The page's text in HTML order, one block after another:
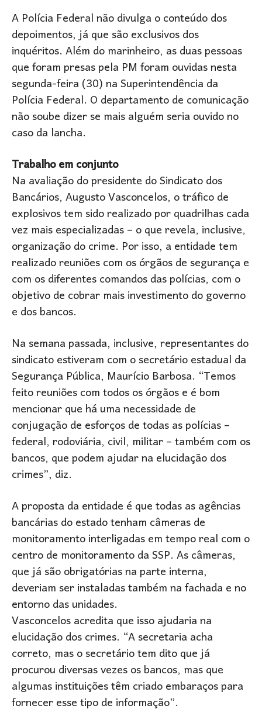
A Polícia Federal não divulga o conteúdo dos
depoimentos, já que são exclusivos dos
inquéritos. Além do marinheiro, as duas pessoas
que foram presas pela PM foram ouvidas nesta
segunda-feira (30) na Superintendência da
Polícia Federal. O departamento de comunicação
não soube dizer se mais alguém seria ouvido no
caso da lancha.
Trabalho em conjunto
Na avaliação do presidente do Sindicato dos
Bancários, Augusto Vasconcelos, o tráfico de
explosivos tem sido realizado por quadrilhas cada
vez mais especializadas – o que revela, inclusive,
organização do crime. Por isso, a entidade tem
realizado reuniões com os órgãos de segurança e
com os diferentes comandos das polícias, com o
objetivo de cobrar mais investimento do governo
e dos bancos.
Na semana passada, inclusive, representantes do
sindicato estiveram com o secretário estadual da
Segurança Pública, Maurício Barbosa. “Temos
feito reuniões com todos os órgãos e é bom
mencionar que há uma necessidade de
conjugação de esforços de todas as polícias –
federal, rodoviária, civil, militar – também com os
bancos, que podem ajudar na elucidação dos
crimes”, diz.
A proposta da entidade é que todas as agências
bancárias do estado tenham câmeras de
monitoramento interligadas em tempo real com o
centro de monitoramento da SSP. As câmeras,
que já são obrigatórias na parte interna,
deveriam ser instaladas também na fachada e no
entorno das unidades.
Vasconcelos acredita que isso ajudaria na
elucidação dos crimes. “A secretaria acha
correto, mas o secretário tem dito que já
procurou diversas vezes os bancos, mas que
algumas instituições têm criado embaraços para
fornecer esse tipo de informação”.